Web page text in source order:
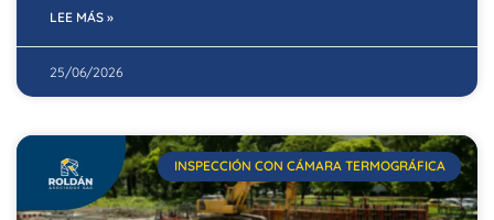
LEE MÁS »
25/06/2026
INSPECCIÓN CON CÁMARA TERMOGRÁFICA